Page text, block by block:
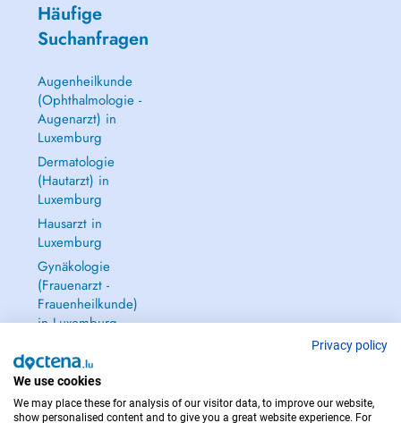
Häufige
Suchanfragen
Augenheilkunde
(Ophthalmologie -
Augenarzt) in
Luxemburg
Dermatologie
(Hautarzt) in
Luxemburg
Hausarzt in
Luxemburg
Gynäkologie
(Frauenarzt -
Frauenheilkunde)
in Luxemburg
Privacy policy
We use cookies
We may place these for analysis of our visitor data, to improve our website,
show personalised content and to give you a great website experience. For